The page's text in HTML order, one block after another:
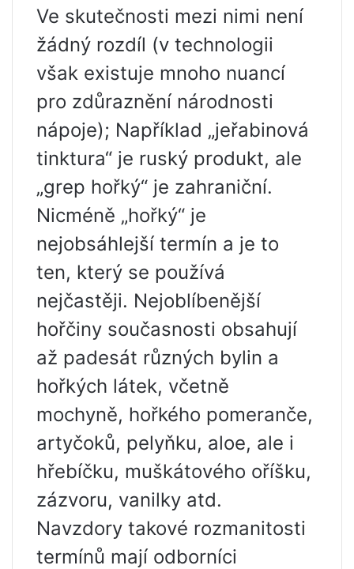
Ve skutečnosti mezi nimi není
žádný rozdíl (v technologii
však existuje mnoho nuancí
pro zdůraznění národnosti
nápoje); Například „jeřabinová
tinktura“ je ruský produkt, ale
„grep hořký“ je zahraniční.
Nicméně „hořký“ je
nejobsáhlejší termín a je to
ten, který se používá
nejčastěji. Nejoblíbenější
hořčiny současnosti obsahují
až padesát různých bylin a
hořkých látek, včetně
mochyně, hořkého pomeranče,
artyčoků, pelyňku, aloe, ale i
hřebíčku, muškátového oříšku,
zázvoru, vanilky atd.
Navzdory takové rozmanitosti
termínů mají odborníci